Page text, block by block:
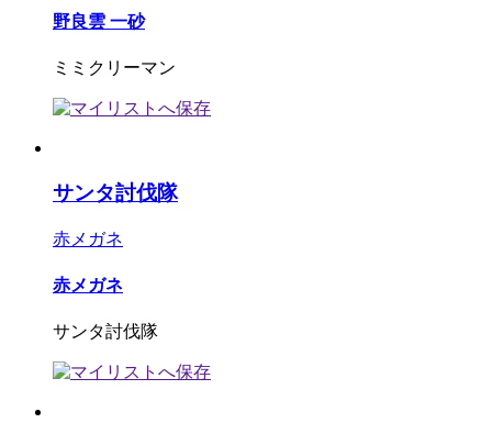
野良雲 一砂
ミミクリーマン
サンタ討伐隊
赤メガネ
赤メガネ
サンタ討伐隊